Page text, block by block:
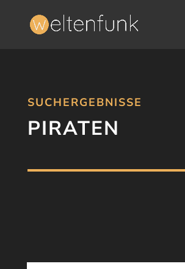
SUCHERGEBNISSE
PIRATEN